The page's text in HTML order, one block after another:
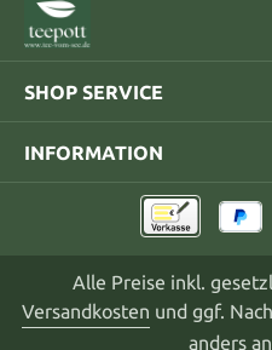
SHOP SERVICE
INFORMATION
Alle Preise inkl.
Versandkosten und ggf.
anders